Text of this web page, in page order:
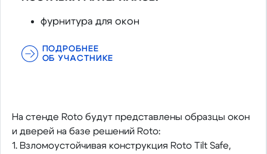
фурнитура для окон
ПОДРОБНЕЕ
ОБ УЧАСТНИКЕ
На стенде Roto будут представлены образцы окон
и дверей на базе решений Roto:
1. Взломоустойчивая конструкция Roto Tilt Safe,